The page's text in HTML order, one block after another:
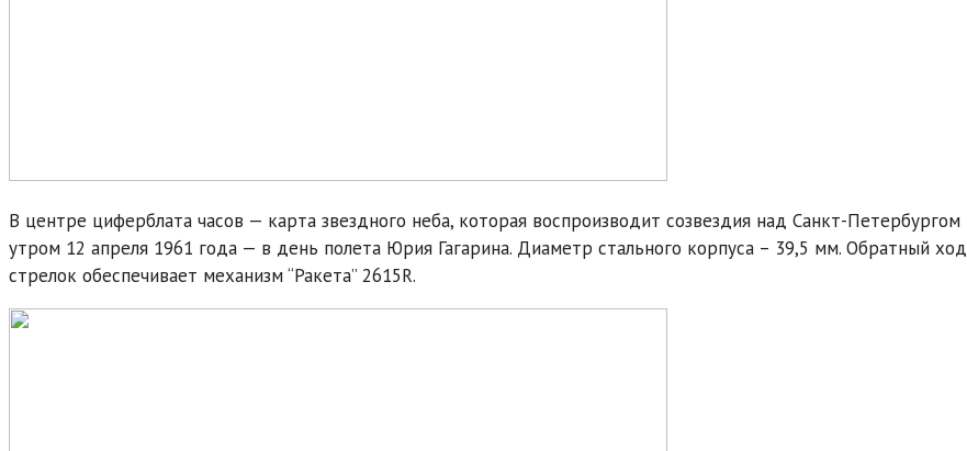
В центре циферблата часов — карта звездного неба, которая воспроизводит созвездия над Санкт-Петербургом
утром 12 апреля 1961 года — в день полета Юрия Гагарина. Диаметр стального корпуса – 39,5 мм. Обратный ход
стрелок обеспечивает механизм “Ракета” 2615R.